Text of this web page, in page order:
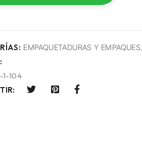
EMPAQUETADURAS Y EMPAQUES,
104